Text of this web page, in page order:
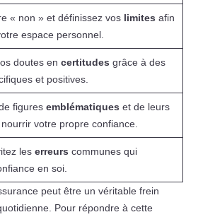
« non » et définissez vos limites afin
espace personnel.
doutes en certitudes grâce à des
et positives.
figures emblématiques et de leurs
votre propre confiance.
les erreurs communes qui
en soi.
peut être un véritable frein
Pour répondre à cette